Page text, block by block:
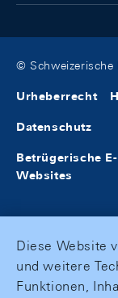
© Schweizerische
Urheberrecht
Datenschutz
Betrügerische
Websites
Diese Website
und weitere
Funktionen,